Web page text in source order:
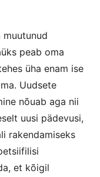
muutunud
peab oma
üha enam ise
Uudsete
nõuab aga nii
uusi pädevusi,
rakendamiseks
et kõigil